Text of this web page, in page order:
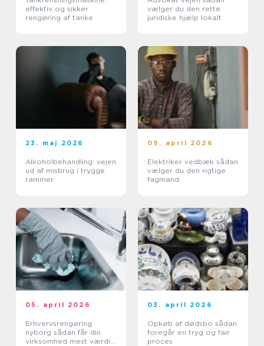
effektiv og sikker
rengøring af tanke
vælger du den rette
juridiske hjælp lokalt
23. maj 2026
Alkoholbehandling: vejen
ud af misbrug i trygge
rammer
09. april 2026
Elektriker vedbæk sådan
vælger du den rigtige
fagmand
05. april 2026
Erhvervsrengøring
nyborg sådan får din
virksomhed mest værdi
03. april 2026
Opkøb af dødsbo sådan
foregår en tryg og fair
proces